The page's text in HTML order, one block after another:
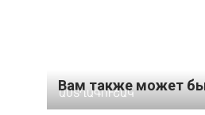
Вам также может
ԱՍՏՂԱԳՈՒՇԱԿ